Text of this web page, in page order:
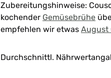
Zubereitungshinweise:
kochender Gemüsebrühe
empfehlen wir etwas August
Durchschnittl.